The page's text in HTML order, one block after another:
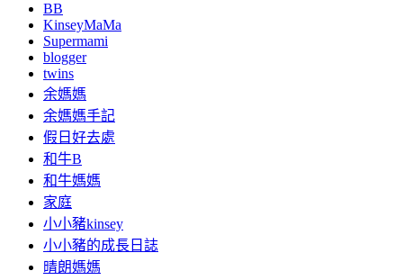
BB
KinseyMaMa
Supermami
blogger
twins
余媽媽
余媽媽手記
假日好去處
和牛B
和牛媽媽
家庭
小小豬kinsey
小小豬的成長日誌
晴朗媽媽